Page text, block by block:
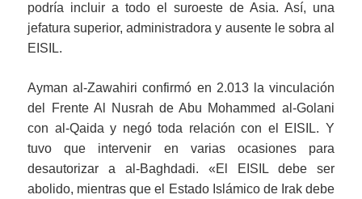
podría incluir a todo el suroeste de Asia. Así, una
jefatura superior, administradora y ausente le sobra al
EISIL.
Ayman al-Zawahiri confirmó en 2.013 la vinculación
del Frente Al Nusrah de Abu Mohammed al-Golani
con al-Qaida y negó toda relación con el EISIL. Y
tuvo que intervenir en varias ocasiones para
desautorizar a al-Baghdadi. «El EISIL debe ser
abolido, mientras que el Estado Islámico de Irak debe